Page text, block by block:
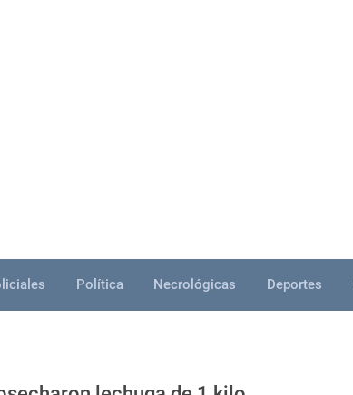
Política Necrológicas Deportes